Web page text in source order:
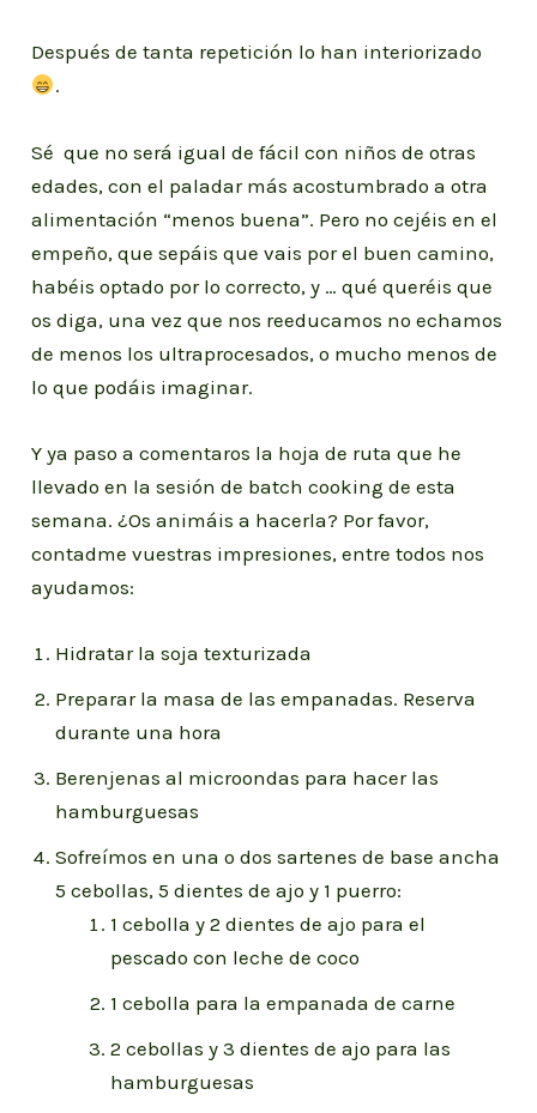
Después de tanta repetición lo han interiorizado
.
Sé que no será igual de fácil con niños de otras
edades, con el paladar más acostumbrado a otra
alimentación “menos buena”. Pero no cejéis en el
empeño, que sepáis que vais por el buen camino,
habéis optado por lo correcto, y … qué queréis que
os diga, una vez que nos reeducamos no echamos
de menos los ultraprocesados, o mucho menos de
lo que podáis imaginar.
Y ya paso a comentaros la hoja de ruta que he
llevado en la sesión de batch cooking de esta
semana. ¿Os animáis a hacerla? Por favor,
contadme vuestras impresiones, entre todos nos
ayudamos:
Hidratar la soja texturizada
Preparar la masa de las empanadas. Reserva
durante una hora
Berenjenas al microondas para hacer las
hamburguesas
Sofreímos en una o dos sartenes de base ancha
5 cebollas, 5 dientes de ajo y 1 puerro:
1 cebolla y 2 dientes de ajo para el
pescado con leche de coco
1 cebolla para la empanada de carne
2 cebollas y 3 dientes de ajo para las
hamburguesas